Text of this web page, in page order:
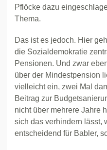
Pflöcke dazu
Thema.
Das ist es jedoch. Hier
die Sozialdemokratie
Pensionen. Und zwar
über der Mindestpension
vielleicht ein, zwei Mal
Beitrag zur
nicht über mehrere Jahre
sich das verhindern lässt,
entscheidend für Babler,